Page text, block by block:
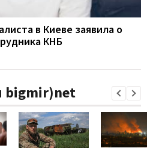
в Киеве заявила о
КНБ
bigmir)net